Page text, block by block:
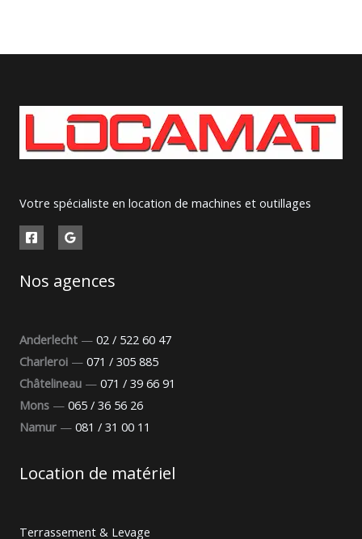
Votre spécialiste en location de machines et outillages
Nos agences
Anderlecht — 02 / 522 60 47
Charleroi — 071 / 305 885
Châtelineau — 071 / 39 66 91
Mons — 065 / 36 56 26
Namur — 081 / 31 00 11
Location de matériel
Terrassement & Levage